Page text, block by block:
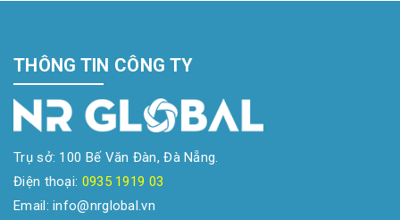
THÔNG TIN CÔNG TY
Trụ sở: 100 Bế Văn Đàn, Đà Nẵng.
Điện thoại: 0935 1919 03
Email: info@nrglobal.vn